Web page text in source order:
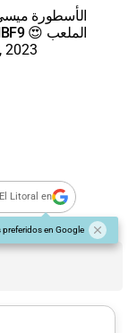
الأسطورة
الملعب 😍
2023
Litoral en
en Google